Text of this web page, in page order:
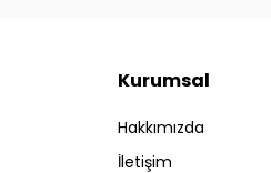
Kurumsal
Hakkımızda
İletişim